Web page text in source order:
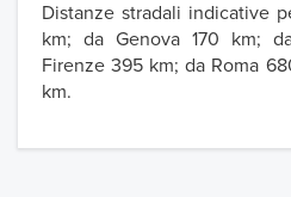
Distanze stradali indicative
km; da Genova 170 km;
Firenze 395 km; da Roma
km.